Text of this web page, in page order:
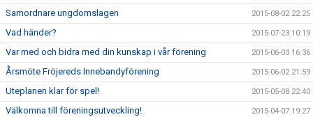
Samordnare ungdomslagen 2015-08-02 22:25
Vad händer? 2015-07-23 10:19
Var med och bidra med din kunskap i vår förening 2015-06-03 16:36
Årsmöte Fröjereds Innebandyförening 2015-06-02 21:59
Uteplanen klar för spel! 2015-05-08 22:40
Välkomna till föreningsutveckling! 2015-04-07 19:27